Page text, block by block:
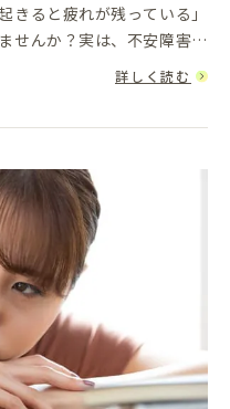
きると疲れが残っている」
せんか？実は、不安障害と
眠不足が不安を悪化させ、
詳しく読む